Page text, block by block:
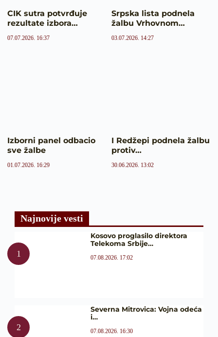
CIK sutra potvrđuje
rezultate izbora…
07.07.2026. 16:37
Srpska lista podnela
žalbu Vrhovnom…
03.07.2026. 14:27
Izborni panel odbacio
sve žalbe
01.07.2026. 16:29
I Redžepi podnela žalbu
protiv…
30.06.2026. 13:02
Najnovije vesti
Kosovo proglasilo direktora
Telekoma Srbije…
07.08.2026. 17:02
Severna Mitrovica: Vojna odeća
i…
07.08.2026. 16:30